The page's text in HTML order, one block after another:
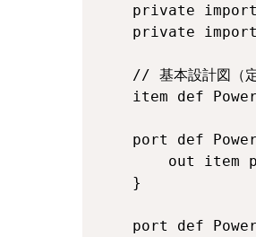
private
private
// 基本設計図（定
item def
port def
out item
    }
port def